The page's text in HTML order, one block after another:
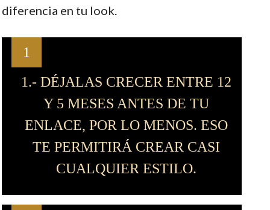
diferencia en tu look.
1
1.- DÉJALAS CRECER ENTRE 12
Y 5 MESES ANTES DE TU
ENLACE, POR LO MENOS. ESO
TE PERMITIRÁ CREAR CASI
CUALQUIER ESTILO.